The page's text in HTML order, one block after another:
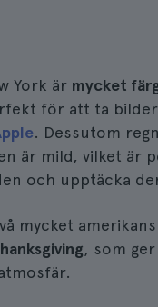
York är mycket
för att ta
. Dessutom
är mild, vilket är
och upptäcka
mycket
, som